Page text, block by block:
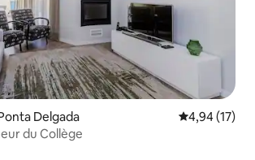
Delgada Évaluation
4,94 (17)
du Collège